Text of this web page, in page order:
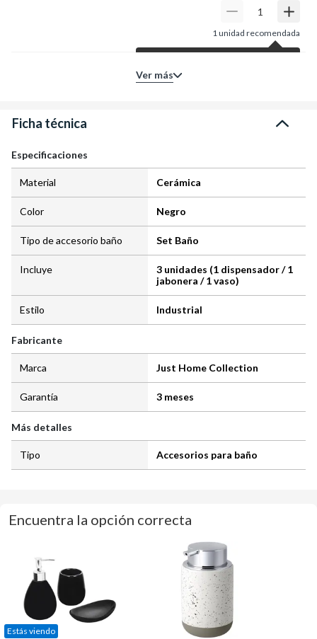
1unidad recomendada
para tu proyecto te sugerimos
Ver más
Ficha técnica
Especificaciones
Material Cerámica
Color Negro
Tipo de accesorio baño Set Baño
Incluye
3 unidades (1 dispensador / 1
jabonera / 1 vaso)
Estilo Industrial
Fabricante
Marca Just Home Collection
Garantía 3 meses
Más detalles
Tipo Accesorios para baño
Encuentra la opción correcta
Estás viendo